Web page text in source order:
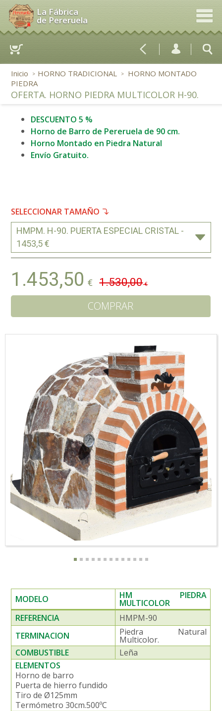
La Fábrica
de Pereruela
Inicio > HORNO TRADICIONAL >
HORNO MONTADO
PIEDRA
OFERTA. HORNO PIEDRA MULTICOLOR H-90.
DESCUENTO 5 %
Horno de Barro de Pereruela de 90 cm.
Horno Montado en Piedra Natural
Envío Gratuito.
SELECCIONAR TAMAÑO
HMPM. H-90. PUERTA ESPECIAL CRISTAL -
1453,5 €
1.453,50 € 1.530,00€
COMPRAR
MODELO HM PIEDRA
MULTICOLOR
REFERENCIA
HMPM-90
TERMINACION
Piedra Natural
Multicolor.
COMBUSTIBLE
Leña
ELEMENTOS
Horno de barro
Puerta de hierro fundido
Tiro de Ø125mm
Termómetro 30cm.500ºC